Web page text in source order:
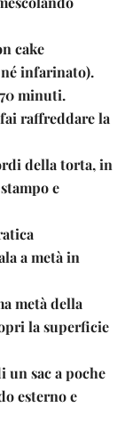
cake
infarinato).
minuti.
raffreddare la
della torta, in
e
a metà in
metà della
la superficie
un sac a poche
esterno e